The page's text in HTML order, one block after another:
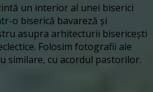
un interior al unei biserici
o biserică bavareză și
asupra arhitecturii bisericești
Folosim fotografii ale
similare, cu acordul pastorilor.